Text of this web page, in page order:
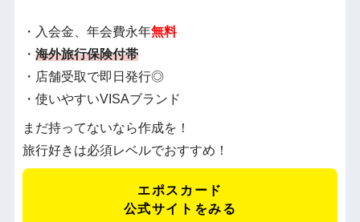
・入会金、年会費永年無料
・ 海外旅行保険付帯
・店舗受取で即日発行◎
・使いやすいVISAブランド
まだ持ってないなら作成を！
旅行好きは必須レベルでおすすめ！
エポスカード
公式サイトをみる